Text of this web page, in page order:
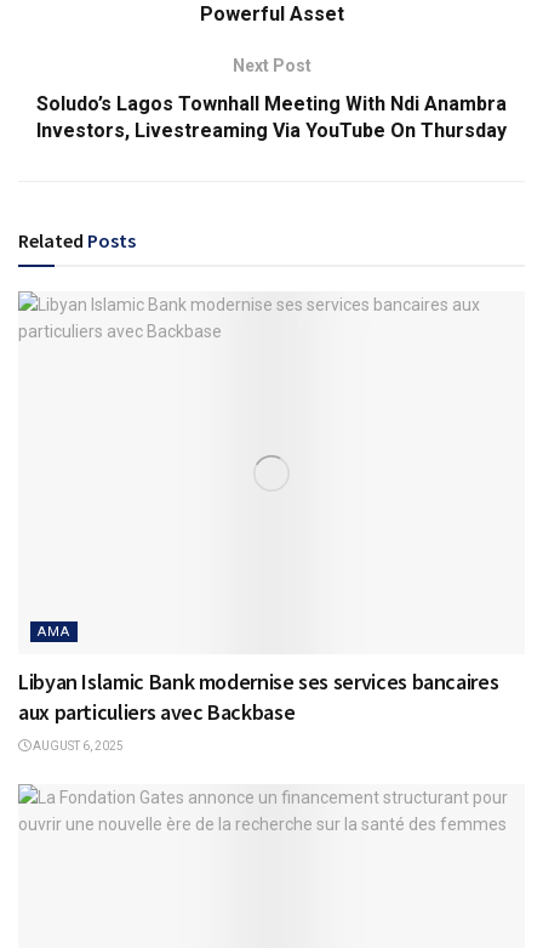
Powerful Asset
Next Post
Soludo’s Lagos Townhall Meeting With Ndi Anambra
Investors, Livestreaming Via YouTube On Thursday
Related Posts
AMA
Libyan Islamic Bank modernise ses services bancaires
aux particuliers avec Backbase
AUGUST 6, 2025